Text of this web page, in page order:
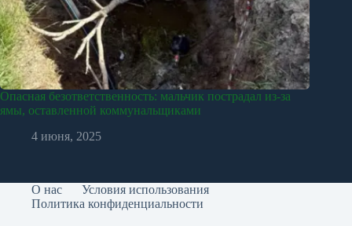
Опасная безответственность: мальчик пострадал из-за
ямы, оставленной коммунальщиками
4 июня, 2025
О нас
Условия использования
Политика конфиденциальности